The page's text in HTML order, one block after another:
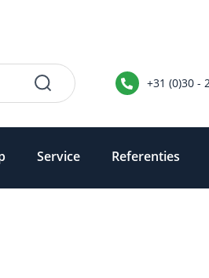
+31 (0)30 -
Service Referenties